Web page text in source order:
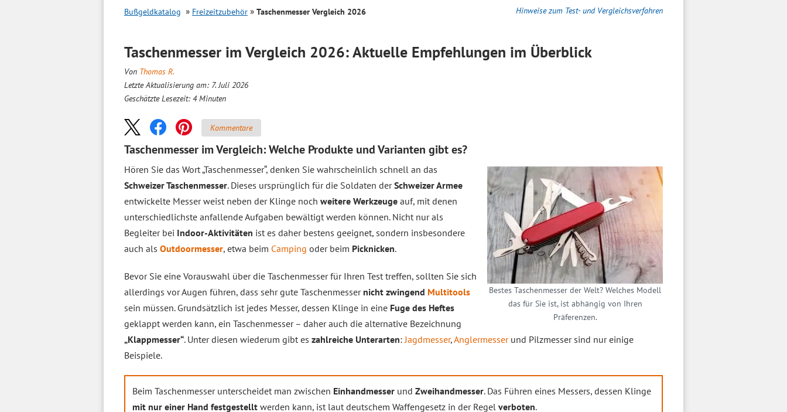
Hinweise zum Test- und Vergleichsverfahren
Bußgeldkatalog Freizeitzubehör Taschenmesser Vergleich 2026
Taschenmesser im Vergleich 2026: Aktuelle Empfehlungen im Überblick
Von Thomas R.
Letzte Aktualisierung am: 7. Juli 2026
Geschätzte Lesezeit: 4 Minuten
Kommentare
Taschenmesser im Vergleich: Welche Produkte und Varianten gibt es?
Bestes Taschenmesser der Welt? Welches Modell
das für Sie ist, ist abhängig von Ihren
Präferenzen.
Hören Sie das Wort „Taschenmesser“, denken Sie wahrscheinlich schnell an das
Schweizer Taschenmesser. Dieses ursprünglich für die Soldaten derSchweizer Armee
entwickelte Messer weist neben der Klinge noch weitere Werkzeuge auf, mit denen
unterschiedlichste anfallende Aufgaben bewältigt werden können. Nicht nur als
Begleiter bei Indoor-Aktivitäten ist es daher bestens geeignet, sondern insbesondere
auch als Outdoormesser, etwa beim Camping oder beim Picknicken.
Bevor Sie eine Vorauswahl über die Taschenmesser für Ihren Test treffen, sollten Sie sich
allerdings vor Augen führen, dass sehr gute Taschenmesser nicht zwingend Multitools
sein müssen. Grundsätzlich ist jedes Messer, dessen Klinge in eine Fuge des Heftes
geklappt werden kann, ein Taschenmesser – daher auch die alternative Bezeichnung
„Klappmesser“. Unter diesen wiederum gibt es zahlreiche Unterarten:Jagdmesser,Anglermesserund Pilzmesser sind nur einige
Beispiele.
Beim Taschenmesser unterscheidet man zwischen Einhandmesser und Zweihandmesser. Das Führen eines Messers, dessen Klinge
mit nur einer Hand festgestellt werden kann, ist laut deutschem Waffengesetz in der Regel verboten.